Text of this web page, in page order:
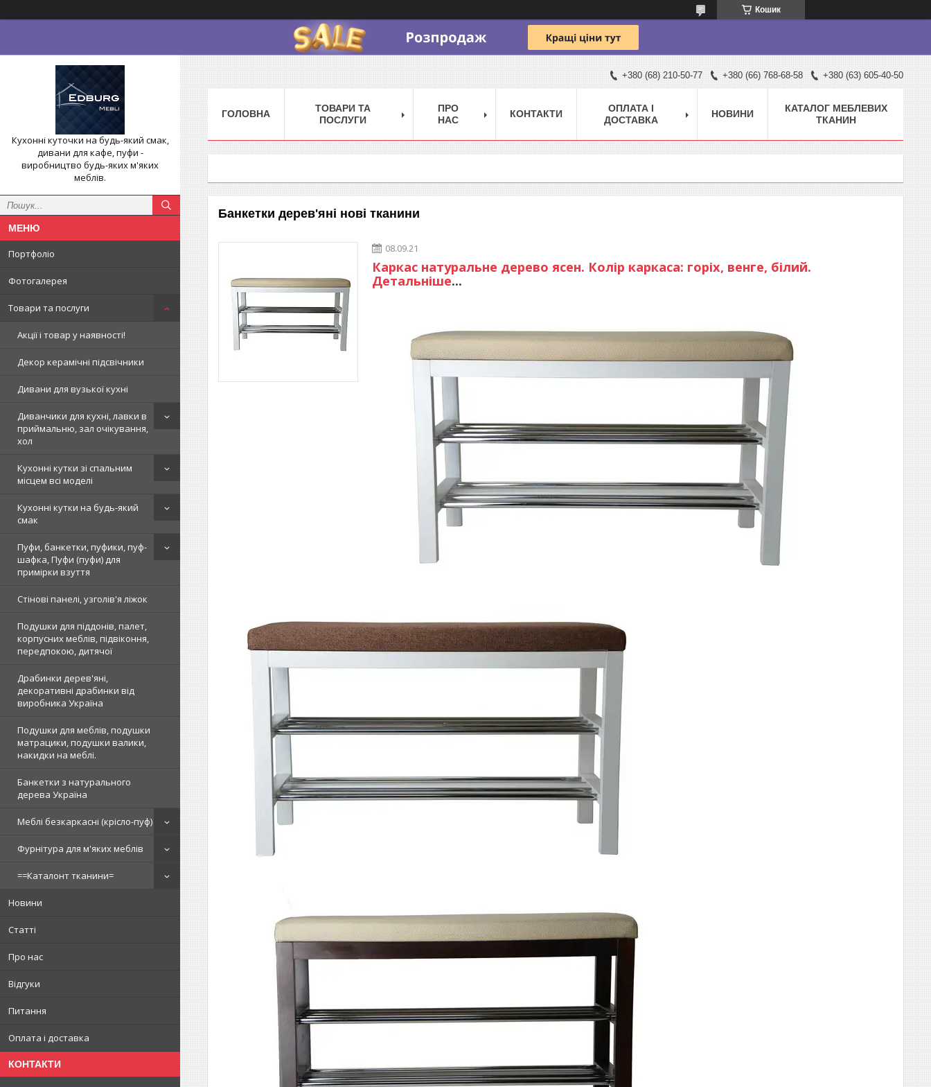
Кошик
Кухонні куточки на будь-який смак,
дивани для кафе, пуфи -
виробництво будь-яких м'яких
меблів.
Портфоліо
Фотогалерея
Товари та послуги
Акції і товар у наявності!
Декор керамічні підсвічники
Дивани для вузької кухні
Диванчики для кухні, лавки в
приймальню, зал очікування,
хол
Кухонні кутки зі спальним
місцем всі моделі
Кухонні кутки на будь-який
смак
Пуфи, банкетки, пуфики, пуф-
шафка, Пуфи (пуфи) для
примірки взуття
Стінові панелі, узголів'я ліжок
Подушки для піддонів, палет,
корпусних меблів, підвіконня,
передпокою, дитячої
Драбинки дерев'яні,
декоративні драбинки від
виробника Україна
Подушки для меблів, подушки
матрацики, подушки валики,
накидки на меблі.
Банкетки з натурального
дерева Україна
Меблі безкаркасні (крісло-пуф)
Фурнітура для м'яких меблів
==Каталонт тканини=
Новини
Статті
Про нас
Відгуки
Питання
Оплата і доставка
КОНТАКТИ
+380 (68) 210-50-77 +380 (66) 768-68-58 +380 (63) 605-40-50
ГОЛОВНА
ТОВАРИ ТА
ПОСЛУГИ
ПРО
НАС
КОНТАКТИ
ОПЛАТА І
ДОСТАВКА
НОВИНИ
КАТАЛОГ МЕБЛЕВИХ
ТКАНИН
Банкетки дерев'яні нові тканини
08.09.21
Каркас натуральне дерево ясен. Колір каркаса: горіх, венге, білий.
Детальніше...